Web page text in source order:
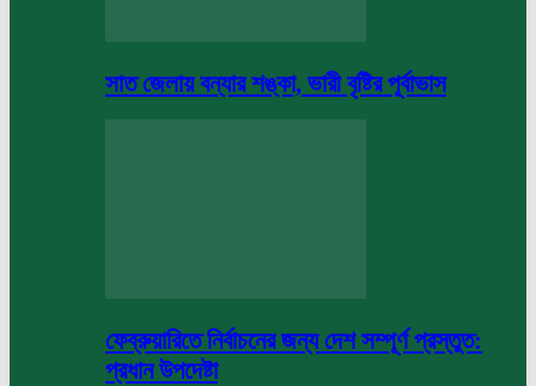
সাত জেলায় বন্যার শঙ্কা, ভারী বৃষ্টির পূর্বাভাস
ফেব্রুয়ারিতে নির্বাচনের জন্য দেশ সম্পূর্ণ প্রস্তুত:
প্রধান উপদেষ্টা